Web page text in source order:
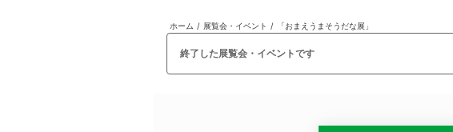
ホーム / 展覧会・イベント / 「おまえうまそうだな展」
終了した展覧会・イベントです